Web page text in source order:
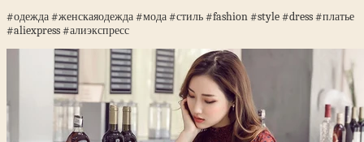
#одежда #женскаяодежда #мода #стиль #fashion #style #dress #платье
#aliexpress #алиэкспресс